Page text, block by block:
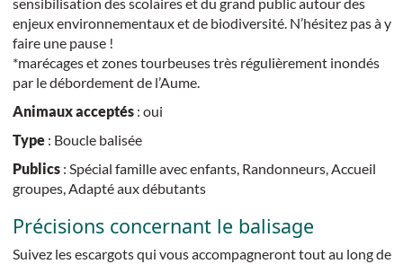
enjeux environnementaux et de biodiversité. N’hésitez pas à y
faire une pause !
*marécages et zones tourbeuses très régulièrement inondés
par le débordement de l’Aume.
Animaux acceptés: oui
Type: Boucle balisée
Publics: Spécial famille avec enfants, Randonneurs, Accueil
groupes, Adapté aux débutants
Précisions concernant le balisage
Suivez les escargots qui vous accompagneront tout au long de